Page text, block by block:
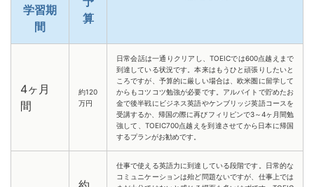
学習期
間
算
4ヶ月
間
約120
万円
日常会話は一通りクリアし、TOEICでは600点越えまで
到達している状況です。本来はもうひと頑張りしたいと
ころですが、予算的に厳しい場合は、欧米圏に留学して
からもコツコツ勉強が必要です。アルバイトで貯めたお
金で後半戦にビジネス英語やケンブリッジ英語コースを
受講するか、帰国の際に再びフィリピンで3～4ヶ月間勉
強して、TOEIC700点越えを到達させてから日本に帰国
するプランがお勧めです。
仕事で使える英語力に到達している段階です。日常的な
コミュニケーションは殆ど問題ないですが、仕事上では